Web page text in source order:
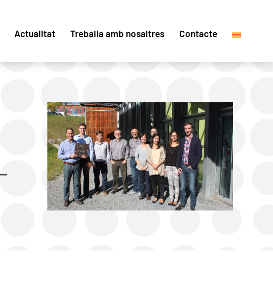
Actualitat Treballa amb nosaltres Contacte